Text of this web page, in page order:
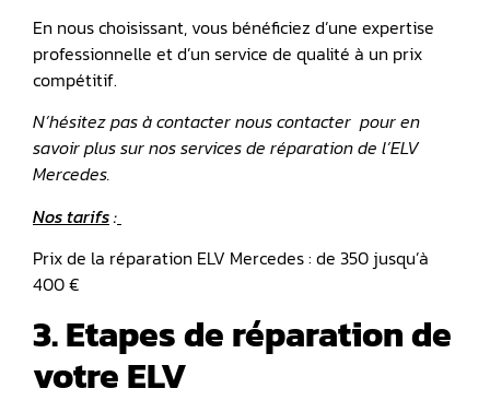
En nous choisissant, vous bénéficiez d’une expertise
professionnelle et d’un service de qualité à un prix
compétitif.
N’hésitez pas à contacter nous contacter pour en
savoir plus sur nos services de réparation de l’ELV
Mercedes.
Nos tarifs:
Prix de la réparation ELV Mercedes : de 350 jusqu’à
400 €
3. Etapes de réparation de
votre ELV